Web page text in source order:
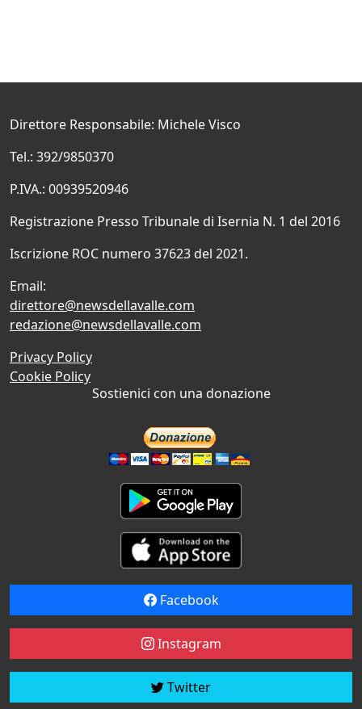
Direttore Responsabile: Michele Visco
Tel.: 392/9850370
P.IVA.: 00939520946
Registrazione Presso Tribunale di Isernia N. 1 del 2016
Iscrizione ROC numero 37623 del 2021.
Email:
direttore@newsdellavalle.com
redazione@newsdellavalle.com
Privacy Policy
Cookie Policy
Sostienici con una donazione
Facebook
Instagram
Twitter